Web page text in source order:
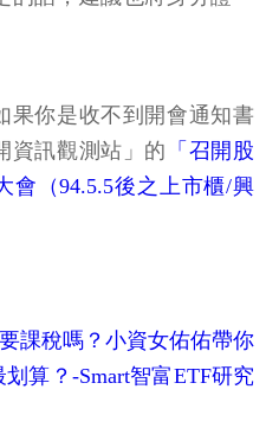
果你是收不到開會通知書
資訊觀測站」的 「召開股
會（94.5.5後之上市櫃/興
課稅嗎？小資女佑佑帶你
算？-Smart智富ETF研究